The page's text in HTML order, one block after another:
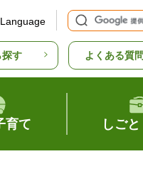
探す よくある質
育て しご